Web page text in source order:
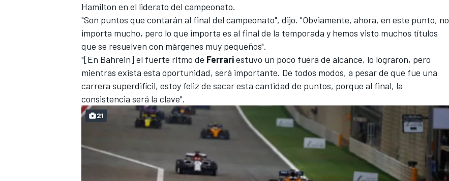
Hamilton en el liderato del campeonato.
"Son puntos que contarán al final del campeonato", dijo. "Obviamente, ahora, en este punto, no
importa mucho, pero lo que importa es al final de la temporada y hemos visto muchos títulos
que se resuelven con márgenes muy pequeños".
"[En Bahrein] el fuerte ritmo de Ferrariestuvo un poco fuera de alcance, lo lograron, pero
mientras exista esta oportunidad, será importante. De todos modos, a pesar de que fue una
carrera superdifícil, estoy feliz de sacar esta cantidad de puntos, porque al final, la
consistencia será la clave".
21